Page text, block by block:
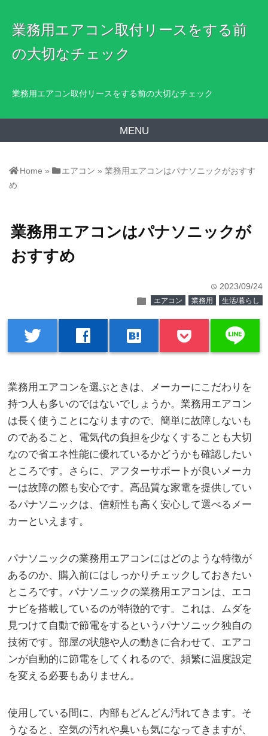
業務用エアコン取付リースをする前
の大切なチェック
業務用エアコン取付リースをする前の大切なチェック
MENU
Home » エアコン »業務用エアコンはパナソニックがおすす
め
業務用エアコンはパナソニックが
おすすめ
time 2023/09/24
folder エアコン 業務用 生活/暮らし
twitter facebook hatenabookmark line
業務用エアコンを選ぶときは、メーカーにこだわりを
持つ人も多いのではないでしょうか。業務用エアコン
は長く使うことになりますので、簡単に故障しないも
のであること、電気代の負担を少なくすることも大切
なので省エネ性能に優れているかどうかも確認したい
ところです。さらに、アフターサポートが良いメーカ
ーは故障の際も安心です。高品質な家電を提供してい
るパナソニックは、信頼性も高く安心して選べるメー
カーといえます。
パナソニックの業務用エアコンにはどのような特徴が
あるのか、購入前にはしっかりチェックしておきたい
ところです。パナソニックの業務用エアコンは、エコ
ナビを搭載しているのが特徴的です。これは、ムダを
見つけて自動で節電をするというパナソニック独自の
技術です。部屋の状態や人の動きに合わせて、エアコ
ンが自動的に節電をしてくれるので、頻繁に温度設定
を変える必要もありません。
使用している間に、内部もどんどん汚れてきます。そ
うなると、空気の汚れや臭いも気になってきますが、